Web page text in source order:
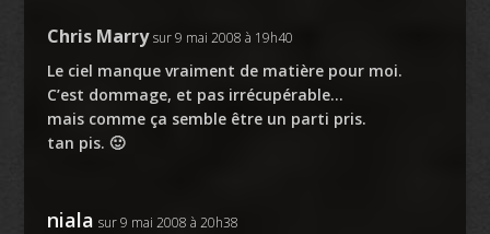
Chris Marry sur 9 mai 2008 à 19h40
Le ciel manque vraiment de matière pour moi.
C’est dommage, et pas irrécupérable…
mais comme ça semble être un parti pris.
tan pis. 🙂
niala sur 9 mai 2008 à 20h38